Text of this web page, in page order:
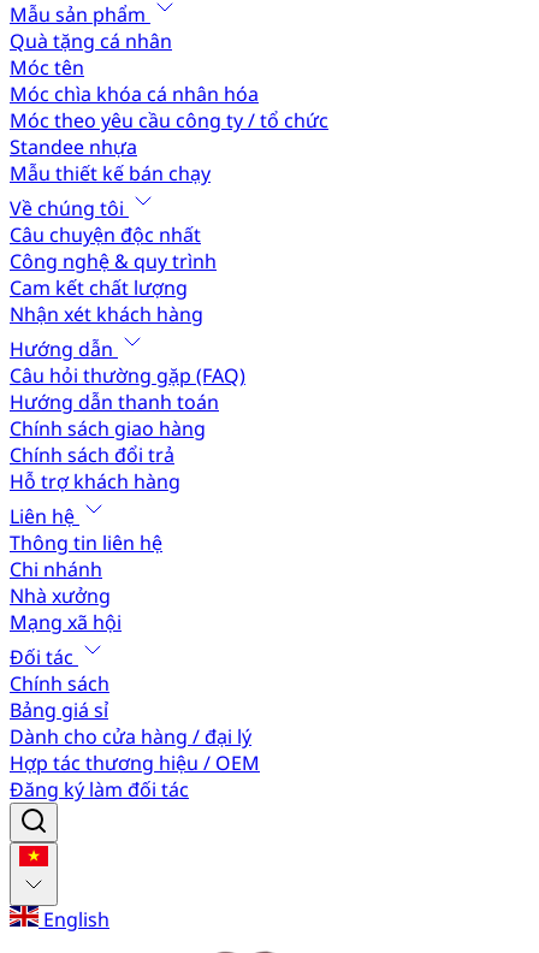
Mẫu sản phẩm
Quà tặng cá nhân
Móc tên
Móc chìa khóa cá nhân hóa
Móc theo yêu cầu công ty / tổ chức
Standee nhựa
Mẫu thiết kế bán chạy
Về chúng tôi
Câu chuyện độc nhất
Công nghệ & quy trình
Cam kết chất lượng
Nhận xét khách hàng
Hướng dẫn
Câu hỏi thường gặp (FAQ)
Hướng dẫn thanh toán
Chính sách giao hàng
Chính sách đổi trả
Hỗ trợ khách hàng
Liên hệ
Thông tin liên hệ
Chi nhánh
Nhà xưởng
Mạng xã hội
Đối tác
Chính sách
Bảng giá sỉ
Dành cho cửa hàng / đại lý
Hợp tác thương hiệu / OEM
Đăng ký làm đối tác
English